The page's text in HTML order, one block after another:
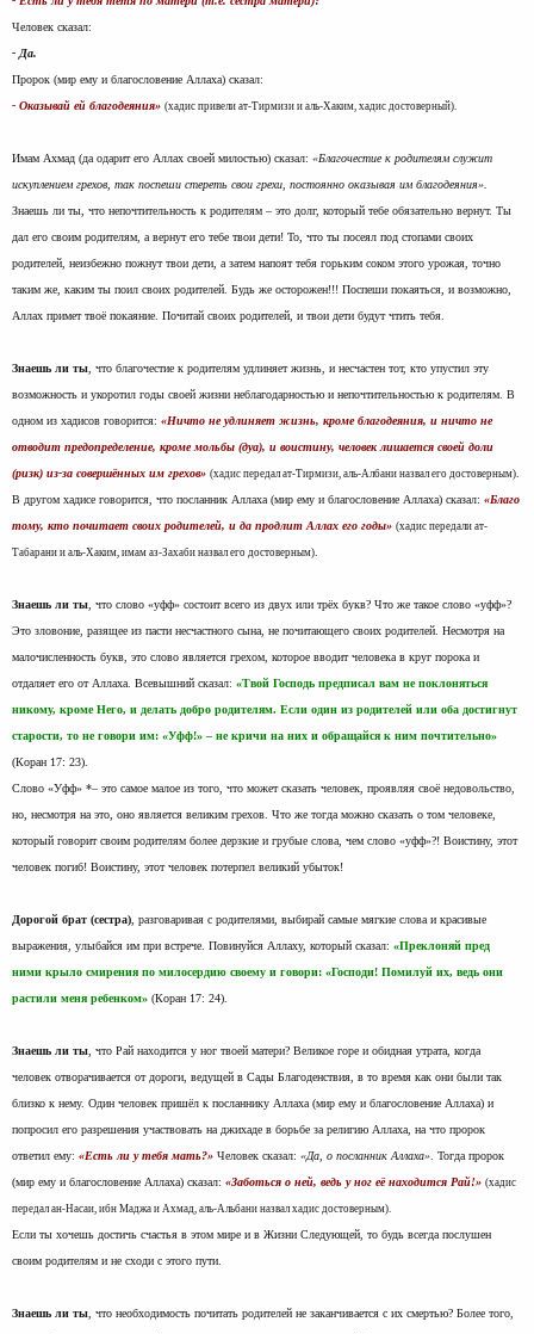
Человек сказал:
- Да.
Пророк (мир ему и благословение Аллаха) сказал:
- Оказывай ей благодеяния» (хадис привели ат-Тирмизи и аль-Хаким, хадис достоверный).
Имам Ахмад (да одарит его Аллах своей милостью) сказал: «Благочестие к родителям служит
искуплением грехов, так поспеши стереть свои грехи, постоянно оказывая им благодеяния».
Знаешь ли ты, что непочтительность к родителям – это долг, который тебе обязательно вернут. Ты
дал его своим родителям, а вернут его тебе твои дети! То, что ты посеял под стопами своих
родителей, неизбежно пожнут твои дети, а затем напоят тебя горьким соком этого урожая, точно
таким же, каким ты поил своих родителей. Будь же осторожен!!! Поспеши покаяться, и возможно,
Аллах примет твоё покаяние. Почитай своих родителей, и твои дети будут чтить тебя.
Знаешь ли ты , что благочестие к родителям удлиняет жизнь, и несчастен тот, кто упустил эту
возможность и укоротил годы своей жизни неблагодарностью и непочтительностью к родителям. В
одном из хадисов говорится: «Ничто не удлиняет жизнь, кроме благодеяния, и ничто не
отводит предопределение, кроме мольбы (дуа), и воистину, человек лишается своей доли
(ризк) из-за совершённых им грехов» (хадис передал ат-Тирмизи, аль-Албани назвал его достоверным)
В другом хадисе говорится, что посланник Аллаха (мир ему и благословение Аллаха) сказал: «Благо
тому, кто почитает своих родителей, и да продлит Аллах его годы» (хадис передали ат-
Табарани и аль-Хаким, имам аз-Захаби назвал его достоверным)
Знаешь ли ты , что слово «уфф» состоит всего из двух или трёх букв? Что же такое слово «уфф»?
Это зловоние, разящее из пасти несчастного сына, не почитающего своих родителей. Несмотря на
малочисленность букв, это слово является грехом, которое вводит человека в круг порока и
отдаляет его от Аллаха. Всевышний сказал: «Твой Господь предписал вам не поклоняться
никому, кроме Него, и делать добро родителям. Если один из родителей или оба достигнут
старости, то не говори им: «Уфф!» – не кричи на них и обращайся к ним почтительно»
(Коран 17: 23).
Слово «Уфф» *– это самое малое из того, что может сказать человек, проявляя своё недовольство,
но, несмотря на это, оно является великим грехов. Что же тогда можно сказать о том человеке,
который говорит своим родителям более дерзкие и грубые слова, чем слово «уфф»?! Воистину, этот
человек погиб! Воистину, этот человек потерпел великий убыток!
Дорогой брат (сестра) , разговаривая с родителями, выбирай самые мягкие слова и красивые
выражения, улыбайся им при встрече. Повинуйся Аллаху, который сказал: «Преклоняй пред
ними крыло смирения по милосердию своему и говори: «Господи! Помилуй их, ведь они
растили меня ребенком» (Коран 17: 24).
Знаешь ли ты , что Рай находится у ног твоей матери? Великое горе и обидная утрата, когда
человек отворачивается от дороги, ведущей в Сады Благоденствия, в то время как они были так
близко к нему. Один человек пришёл к посланнику Аллаха (мир ему и благословение Аллаха) и
попросил его разрешения участвовать на джихаде в борьбе за религию Аллаха, на что пророк
ответил ему: «Есть ли у тебя мать?» Человек сказал: «Да, о посланник Аллаха» . Тогда пророк
(мир ему и благословение Аллаха) сказал: «Заботься о ней, ведь у ног её находится Рай!» (хадис
передал ан-Насаи, ибн Маджа и Ахмад, аль-Альбани назвал хадис достоверным).
Если ты хочешь достичь счастья в этом мире и в Жизни Следующей, то будь всегда послушен
своим родителям и не сходи с этого пути.
Знаешь ли ты , что необходимость почитать родителей не заканчивается с их смертью? Более того,